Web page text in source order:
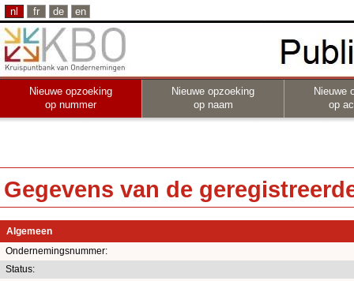
nl fr de en
Nieuwe opzoeking
op nummer
Nieuwe opzoeking
op naam
Nieuwe
op
Gegevens van de
Algemeen
Ondernemingsnummer:
Status: